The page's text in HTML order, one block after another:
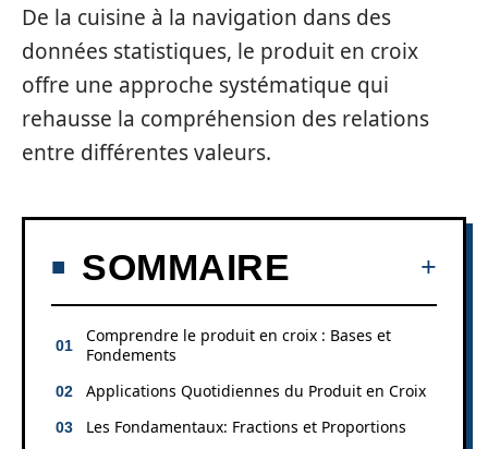
De la cuisine à la navigation dans des
données statistiques, le produit en croix
offre une approche systématique qui
rehausse la compréhension des relations
entre différentes valeurs.
SOMMAIRE
Comprendre le produit en croix : Bases et
Fondements
Applications Quotidiennes du Produit en Croix
Les Fondamentaux: Fractions et Proportions